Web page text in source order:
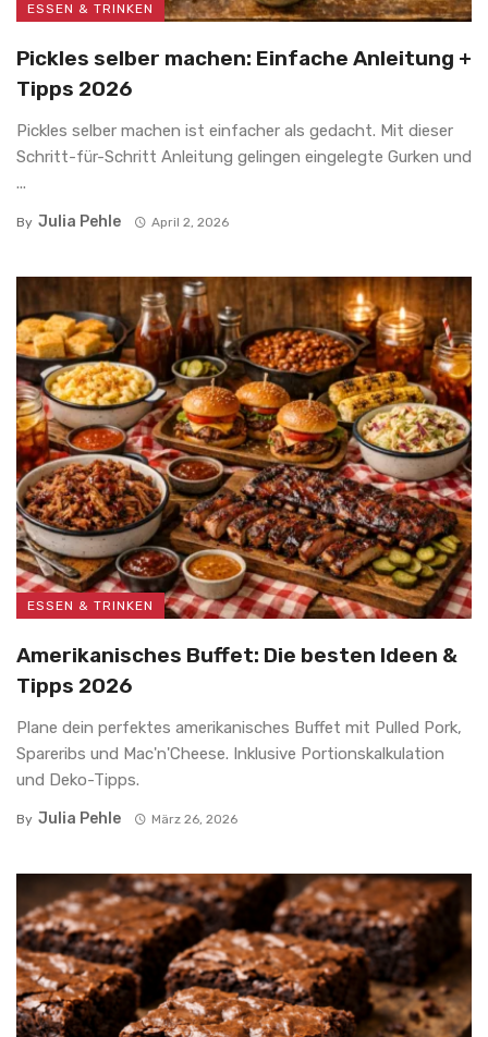
ESSEN & TRINKEN
Pickles selber machen: Einfache Anleitung +
Tipps 2026
Pickles selber machen ist einfacher als gedacht. Mit dieser
Schritt-für-Schritt Anleitung gelingen eingelegte Gurken und
...
By Julia Pehle April 2, 2026
ESSEN & TRINKEN
Amerikanisches Buffet: Die besten Ideen &
Tipps 2026
Plane dein perfektes amerikanisches Buffet mit Pulled Pork,
Spareribs und Mac'n'Cheese. Inklusive Portionskalkulation
und Deko-Tipps.
By Julia Pehle März 26, 2026